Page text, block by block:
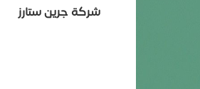
شركة جرين ستارز